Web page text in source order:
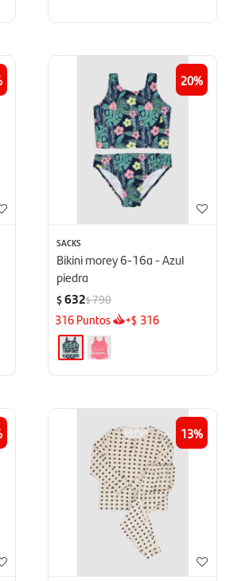
20
SACKS
Bikini morey 6-16a - Azul
piedra
$632$790
316Puntos +$ 316
13